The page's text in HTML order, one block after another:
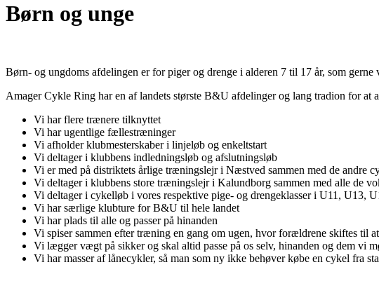
Børn og unge
Børn- og ungdoms afdelingen er for piger og drenge i alderen 7 til 17 år, som
Amager Cykle Ring har en af landets største B&U afdelinger og lang tradion for at
Vi har flere trænere tilknyttet
Vi har ugentlige fællestræninger
Vi afholder klubmesterskaber i linjeløb og enkeltstart
Vi deltager i klubbens indledningsløb og afslutningsløb
Vi er med på distriktets årlige træningslejr i Næstved sammen med de andre
Vi deltager i klubbens store træningslejr i Kalundborg sammen med alle de
Vi deltager i cykelløb i vores respektive pige- og drengeklasser i U11, U13,
Vi har særlige klubture for B&U til hele landet
Vi har plads til alle og passer på hinanden
Vi spiser sammen efter træning en gang om ugen, hvor forældrene skiftes til
Vi lægger vægt på sikker og skal altid passe på os selv, hinanden og dem vi
Vi har masser af lånecykler, så man som ny ikke behøver købe en cykel fra